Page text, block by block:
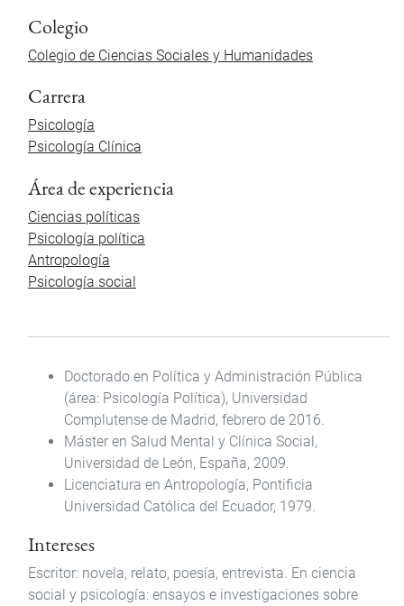
Colegio
Colegio de Ciencias Sociales y Humanidades
Carrera
Psicología
Psicología Clínica
Área de experiencia
Ciencias políticas
Psicología política
Antropología
Psicología social
Doctorado en Política y Administración Pública
(área: Psicología Política), Universidad
Complutense de Madrid, febrero de 2016.
Máster en Salud Mental y Clínica Social,
Universidad de León, España, 2009.
Licenciatura en Antropología, Pontificia
Universidad Católica del Ecuador, 1979.
Intereses
Escritor: novela, relato, poesía, entrevista. En ciencia
social y psicología: ensayos e investigaciones sobre